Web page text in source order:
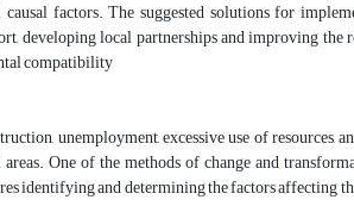
factors. The suggested solutions for
developing local partnerships and improving the
compatibility
unemployment, excessive use of resources,
One of the methods of change and
identifying and determining the factors affecting